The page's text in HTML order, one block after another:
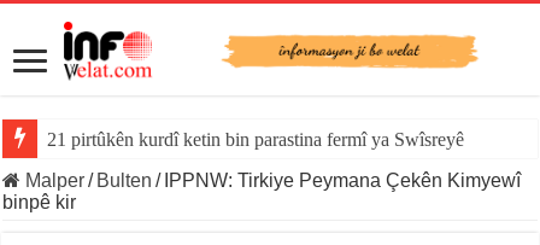
21 pirtûkên kurdî ketin bin parastina fermî ya Swîsreyê
Malper/ Bulten / IPPNW: Tirkiye Peymana Çekên Kimyewî
binpê kir